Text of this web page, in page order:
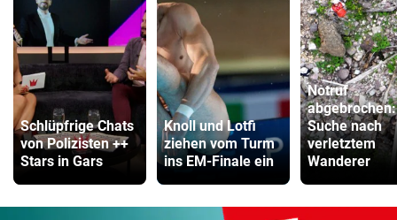
Schlüpfrige Chats
von Polizisten ++
Stars in Gars
Knoll und Lotfi
ziehen vom Turm
ins EM-Finale ein
Notruf
abgebrochen:
Suche nach
verletztem
Wanderer